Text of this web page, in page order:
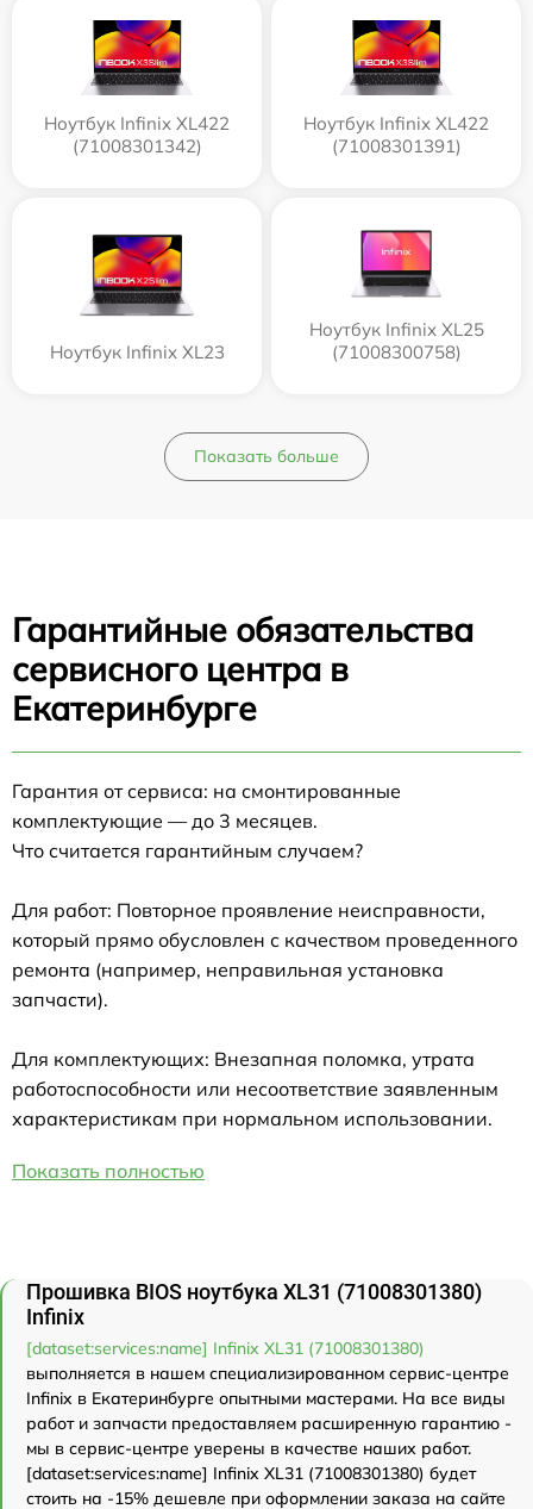
Ноутбук Infinix XL422
(71008301342)
Ноутбук Infinix XL422
(71008301391)
Ноутбук Infinix XL23
Ноутбук Infinix XL25
(71008300758)
Показать больше
Гарантийные обязательства
сервисного центра в
Екатеринбурге
Гарантия от сервиса: на смонтированные
комплектующие — до 3 месяцев.
Что считается гарантийным случаем?
Для работ: Повторное проявление неисправности,
который прямо обусловлен с качеством проведенного
ремонта (например, неправильная установка
запчасти).
Для комплектующих: Внезапная поломка, утрата
работоспособности или несоответствие заявленным
характеристикам при нормальном использовании.
Показать полностью
Прошивка BIOS ноутбука XL31 (71008301380)
Infinix
[dataset:services:name] Infinix XL31 (71008301380)
выполняется в нашем специализированном сервис-центре
Infinix в Екатеринбурге опытными мастерами. На все виды
работ и запчасти предоставляем расширенную гарантию -
мы в сервис-центре уверены в качестве наших работ.
[dataset:services:name] Infinix XL31 (71008301380) будет
стоить на -15% дешевле при оформлении заказа на сайте